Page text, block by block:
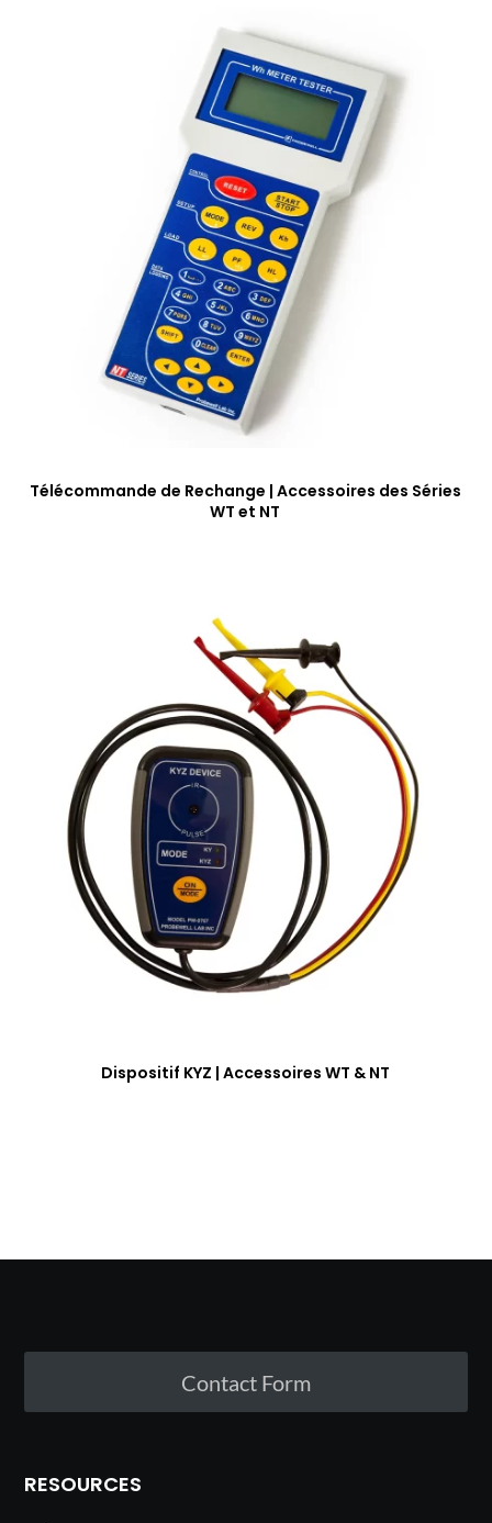
Télécommande de Rechange | Accessoires des Séries
WT et NT
Dispositif KYZ | Accessoires WT & NT
Contact Form
RESOURCES